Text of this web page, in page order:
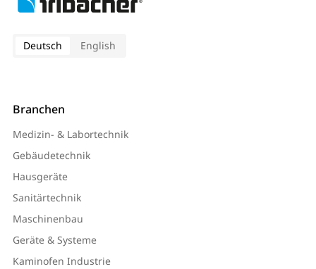
Deutsch English
Branchen
Medizin- & Labortechnik
Gebäudetechnik
Hausgeräte
Sanitärtechnik
Maschinenbau
Geräte & Systeme
Kaminofen Industrie